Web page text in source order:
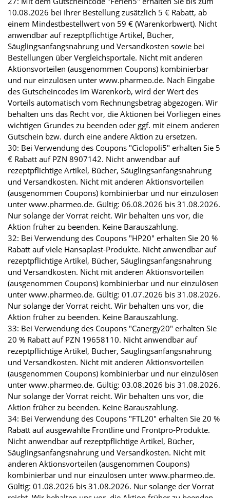
10.08.2026 bei Ihrer Bestellung zusätzlich 5 € Rabatt, ab
einem Mindestbestellwert von 59 € (Warenkorbwert). Nicht
anwendbar auf rezeptpflichtige Artikel, Bücher,
Säuglingsanfangsnahrung und Versandkosten sowie bei
Bestellungen über Vergleichsportale. Nicht mit anderen
Aktionsvorteilen (ausgenommen Coupons) kombinierbar
und nur einzulösen unter www.pharmeo.de. Nach Eingabe
des Gutscheincodes im Warenkorb, wird der Wert des
Vorteils automatisch vom Rechnungsbetrag abgezogen. Wir
behalten uns das Recht vor, die Aktionen bei Vorliegen eines
wichtigen Grundes zu beenden oder ggf. mit einem anderen
Gutschein bzw. durch eine andere Aktion zu ersetzen.
30: Bei Verwendung des Coupons "Ciclopoli5" erhalten Sie 5
€ Rabatt auf PZN 8907142. Nicht anwendbar auf
rezeptpflichtige Artikel, Bücher, Säuglingsanfangsnahrung
und Versandkosten. Nicht mit anderen Aktionsvorteilen
(ausgenommen Coupons) kombinierbar und nur einzulösen
unter www.pharmeo.de. Gültig: 06.08.2026 bis 31.08.2026.
Nur solange der Vorrat reicht. Wir behalten uns vor, die
Aktion früher zu beenden. Keine Barauszahlung.
32: Bei Verwendung des Coupons "HP20" erhalten Sie 20 %
Rabatt auf viele Hansaplast-Produkte. Nicht anwendbar auf
rezeptpflichtige Artikel, Bücher, Säuglingsanfangsnahrung
und Versandkosten. Nicht mit anderen Aktionsvorteilen
(ausgenommen Coupons) kombinierbar und nur einzulösen
unter www.pharmeo.de. Gültig: 01.07.2026 bis 31.08.2026.
Nur solange der Vorrat reicht. Wir behalten uns vor, die
Aktion früher zu beenden. Keine Barauszahlung.
33: Bei Verwendung des Coupons "Canergy20" erhalten Sie
20 % Rabatt auf PZN 19658110. Nicht anwendbar auf
rezeptpflichtige Artikel, Bücher, Säuglingsanfangsnahrung
und Versandkosten. Nicht mit anderen Aktionsvorteilen
(ausgenommen Coupons) kombinierbar und nur einzulösen
unter www.pharmeo.de. Gültig: 03.08.2026 bis 31.08.2026.
Nur solange der Vorrat reicht. Wir behalten uns vor, die
Aktion früher zu beenden. Keine Barauszahlung.
34: Bei Verwendung des Coupons "FTL20" erhalten Sie 20 %
Rabatt auf ausgewählte Frontline und Frontpro-Produkte.
Nicht anwendbar auf rezeptpflichtige Artikel, Bücher,
Säuglingsanfangsnahrung und Versandkosten. Nicht mit
anderen Aktionsvorteilen (ausgenommen Coupons)
kombinierbar und nur einzulösen unter www.pharmeo.de.
Gültig: 01.08.2026 bis 31.08.2026. Nur solange der Vorrat